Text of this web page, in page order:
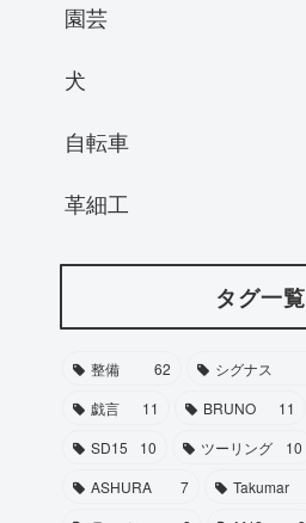
園芸
犬
自転車
革細工
タグ一覧
整備 62 シグナス
戯言
11 BRUNO 11
SD15
10 ツーリング 10
ASHURA
7 Takumar